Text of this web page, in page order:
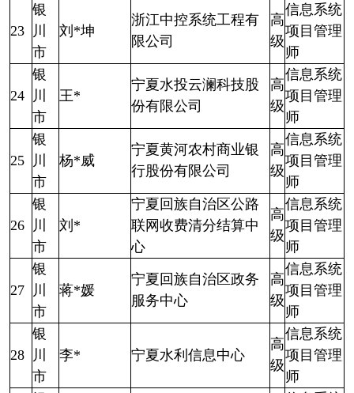
23
银
川
市
刘*坤
浙江中控系统工程有
限公司
高
级
信息系统
项目管理
师
24
银
川
市
王*
宁夏水投云澜科技股
份有限公司
高
级
信息系统
项目管理
师
25
银
川
市
杨*威
宁夏黄河农村商业银
行股份有限公司
高
级
信息系统
项目管理
师
26
银
川
市
刘*
宁夏回族自治区公路
联网收费清分结算中
心
高
级
信息系统
项目管理
师
27
银
川
市
蒋*媛
宁夏回族自治区政务
服务中心
高
级
信息系统
项目管理
师
28
银
川
市
李* 宁夏水利信息中心
高
级
信息系统
项目管理
师